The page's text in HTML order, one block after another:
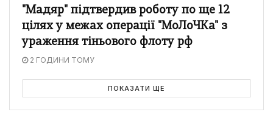
"Мадяр" підтвердив роботу по ще 12
цілях у межах операції "МоЛоЧКа" з
ураження тіньового флоту рф
2 ГОДИНИ ТОМУ
ПОКАЗАТИ ЩЕ